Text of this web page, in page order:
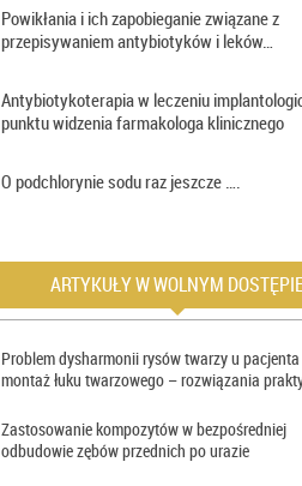
Powikłania i ich zapobieganie związane z
przepisywaniem antybiotyków i leków…
Antybiotykoterapia w leczeniu
punktu widzenia farmakologa klinicznego
O podchlorynie sodu raz jeszcze ….
ARTYKUŁY W WOLNYM
Problem dysharmonii rysów twarzy u pacjenta
montaż łuku twarzowego – rozwiązania
Zastosowanie kompozytów w bezpośredniej
odbudowie zębów przednich po urazie